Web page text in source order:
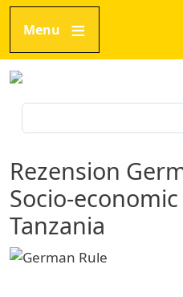
Direkt zum Inhalt
Menu
Rezension
Socio-
Tanzania